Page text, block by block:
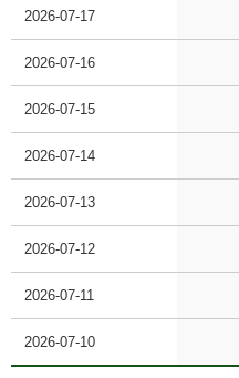
2026-07-17
2026-07-16
2026-07-15
2026-07-14
2026-07-13
2026-07-12
2026-07-11
2026-07-10